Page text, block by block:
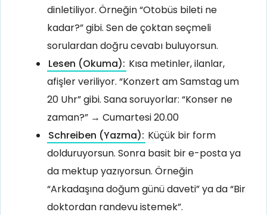
dinletiliyor. Örneğin “Otobüs bileti ne
kadar?” gibi. Sen de çoktan seçmeli
sorulardan doğru cevabı buluyorsun.
Lesen (Okuma): Kısa metinler, ilanlar,
afişler veriliyor. “Konzert am Samstag um
20 Uhr” gibi. Sana soruyorlar: “Konser ne
zaman?” → Cumartesi 20.00
Schreiben (Yazma): Küçük bir form
dolduruyorsun. Sonra basit bir e-posta ya
da mektup yazıyorsun. Örneğin
“Arkadaşına doğum günü daveti” ya da “Bir
doktordan randevu istemek”.